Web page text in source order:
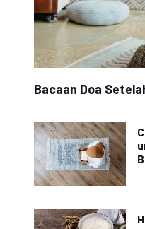
Bacaan Doa